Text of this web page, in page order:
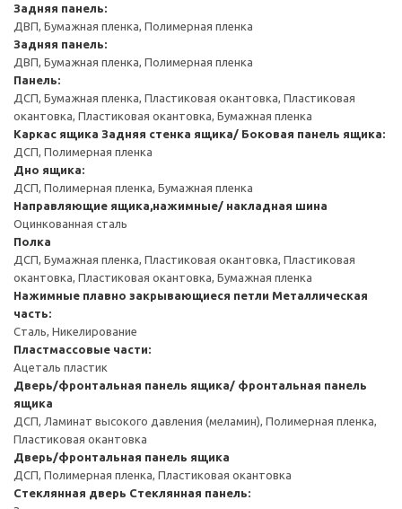
Задняя панель:
ДВП, Бумажная пленка, Полимерная пленка
Задняя панель:
ДВП, Бумажная пленка, Полимерная пленка
Панель:
ДСП, Бумажная пленка, Пластиковая окантовка, Пластиковая
окантовка, Пластиковая окантовка, Бумажная пленка
Каркас ящика Задняя стенка ящика/ Боковая панель ящика:
ДСП, Полимерная пленка
Дно ящика:
ДСП, Полимерная пленка, Бумажная пленка
Направляющие ящика,нажимные/ накладная шина
Оцинкованная сталь
Полка
ДСП, Бумажная пленка, Пластиковая окантовка, Пластиковая
окантовка, Пластиковая окантовка, Бумажная пленка
Нажимные плавно закрывающиеся петли Металлическая
часть:
Сталь, Никелирование
Пластмассовые части:
Ацеталь пластик
Дверь/фронтальная панель ящика/ фронтальная панель
ящика
ДСП, Ламинат высокого давления (меламин), Полимерная пленка,
Пластиковая окантовка
Дверь/фронтальная панель ящика
ДСП, Полимерная пленка, Пластиковая окантовка
Стеклянная дверь Стеклянная панель: